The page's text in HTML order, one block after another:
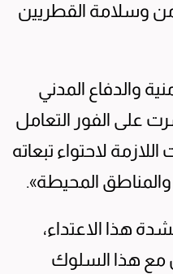
وسلامة القطريين
والدفاع المدني
على الفور التعامل
لاحتواء تبعاته
المحيطة».
هذا الاعتداء،
مع هذا السلوك